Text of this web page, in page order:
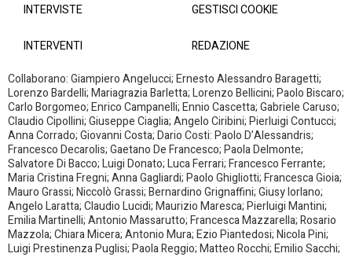
INTERVISTE
INTERVENTI
GESTISCI COOKIE
REDAZIONE
Collaborano: Giampiero Angelucci; Ernesto Alessandro Baragetti;
Lorenzo Bardelli; Mariagrazia Barletta; Lorenzo Bellicini; Paolo Biscaro;
Carlo Borgomeo; Enrico Campanelli; Ennio Cascetta; Gabriele Caruso;
Claudio Cipollini; Giuseppe Ciaglia; Angelo Ciribini; Pierluigi Contucci;
Anna Corrado; Giovanni Costa; Dario Costi: Paolo D’Alessandris;
Francesco Decarolis; Gaetano De Francesco; Paola Delmonte;
Salvatore Di Bacco; Luigi Donato; Luca Ferrari; Francesco Ferrante;
Maria Cristina Fregni; Anna Gagliardi; Paolo Ghigliotti; Francesca Gioia;
Mauro Grassi; Niccolò Grassi; Bernardino Grignaffini; Giusy Iorlano;
Angelo Laratta; Claudio Lucidi; Maurizio Maresca; Pierluigi Mantini;
Emilia Martinelli; Antonio Massarutto; Francesca Mazzarella; Rosario
Mazzola; Chiara Micera; Antonio Mura; Ezio Piantedosi; Nicola Pini;
Luigi Prestinenza Puglisi; Paola Reggio; Matteo Rocchi; Emilio Sacchi;